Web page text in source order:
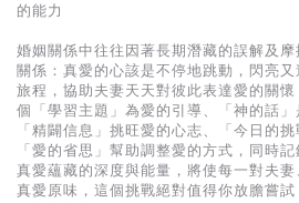
電子書
基道 Top 50
的能力
婚姻關係中往往因著長期潛藏的誤解及
關係：真愛的心該是不停地跳動，閃亮
旅程，協助夫妻天天對彼此表達愛的關
個「學習主題」為愛的引導、「神的話
「精闢信息」挑旺愛的心志、「今日的
「愛的省思」幫助調整愛的方式，同時
真愛蘊藏的深度與能量，將使每一對夫
真愛原味，這個挑戰絕對值得你放膽嘗